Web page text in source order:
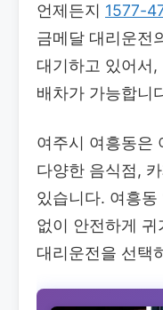
언제든지 1577-
금메달 대리운전
대기하고 있어서
배차가 가능합니
여주시 여흥동은
다양한 음식점,
있습니다. 여흥
없이 안전하게
대리운전을 선택